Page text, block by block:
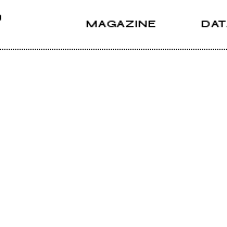
MAGAZINE
INSIDER